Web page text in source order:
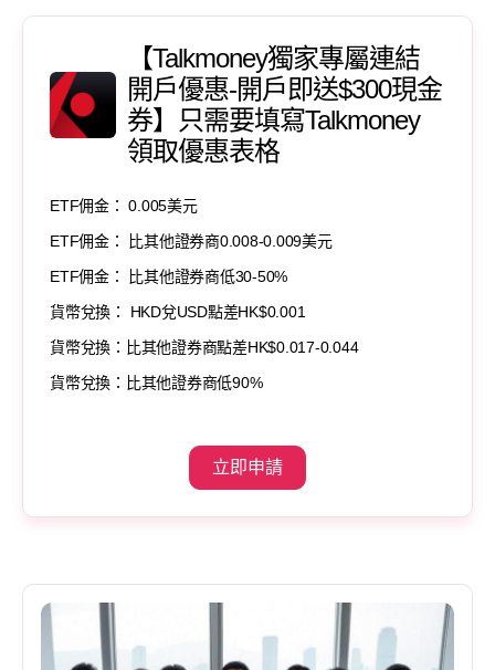
【Talkmoney獨家專屬連結
開戶優惠-開戶即送$300現金
券】只需要填寫Talkmoney
領取優惠表格
ETF佣金： 0.005美元
ETF佣金： 比其他證券商0.008-0.009美元
ETF佣金： 比其他證券商低30-50%
貨幣兌換： HKD兌USD點差HK$0.001
貨幣兌換：比其他證券商點差HK$0.017-0.044
貨幣兌換：比其他證券商低90%
立即申請